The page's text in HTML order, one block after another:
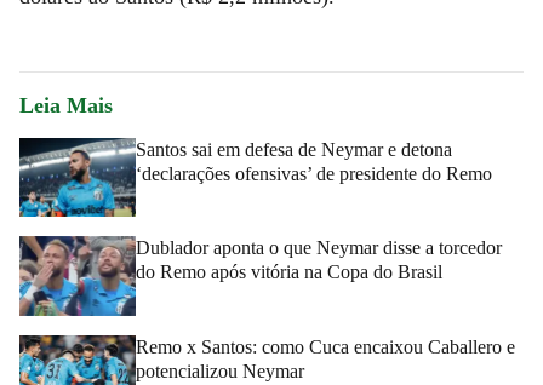
Leia Mais
Santos sai em defesa de Neymar e detona
‘declarações ofensivas’ de presidente do Remo
Dublador aponta o que Neymar disse a torcedor
do Remo após vitória na Copa do Brasil
Remo x Santos: como Cuca encaixou Caballero e
potencializou Neymar